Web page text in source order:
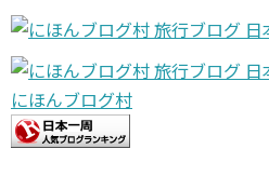
にほんブログ村